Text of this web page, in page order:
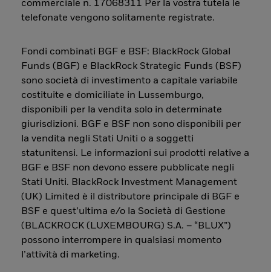
commerciale n. 17068311 Per la vostra tutela le
telefonate vengono solitamente registrate.
Fondi combinati BGF e BSF: BlackRock Global
Funds (BGF) e BlackRock Strategic Funds (BSF)
sono società di investimento a capitale variabile
costituite e domiciliate in Lussemburgo,
disponibili per la vendita solo in determinate
giurisdizioni. BGF e BSF non sono disponibili per
la vendita negli Stati Uniti o a soggetti
statunitensi. Le informazioni sui prodotti relative a
BGF e BSF non devono essere pubblicate negli
Stati Uniti. BlackRock Investment Management
(UK) Limited è il distributore principale di BGF e
BSF e quest’ultima e/o la Società di Gestione
(BLACKROCK (LUXEMBOURG) S.A. – “BLUX”)
possono interrompere in qualsiasi momento
l’attività di marketing.